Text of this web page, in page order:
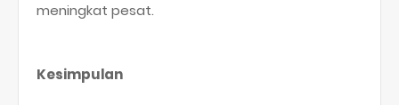
meningkat pesat.
Kesimpulan